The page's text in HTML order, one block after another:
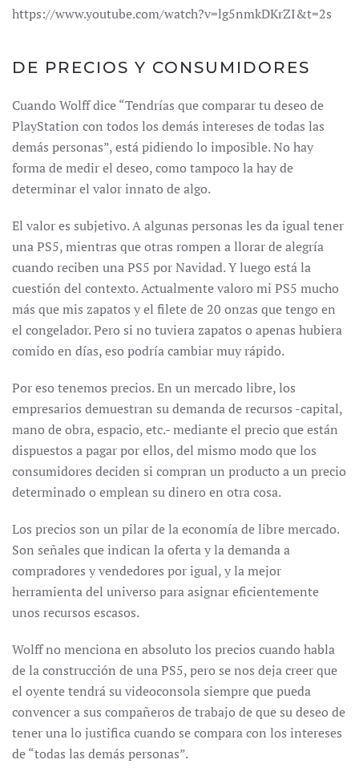
https://www.youtube.com/watch?v=lg5nmkDKrZI&t=2s
DE PRECIOS Y CONSUMIDORES
Cuando Wolff dice “Tendrías que comparar tu deseo de
PlayStation con todos los demás intereses de todas las
demás personas”, está pidiendo lo imposible. No hay
forma de medir el deseo, como tampoco la hay de
determinar el valor innato de algo.
El valor es subjetivo. A algunas personas les da igual tener
una PS5, mientras que otras rompen a llorar de alegría
cuando reciben una PS5 por Navidad. Y luego está la
cuestión del contexto. Actualmente valoro mi PS5 mucho
más que mis zapatos y el filete de 20 onzas que tengo en
el congelador. Pero si no tuviera zapatos o apenas hubiera
comido en días, eso podría cambiar muy rápido.
Por eso tenemos precios. En un mercado libre, los
empresarios demuestran su demanda de recursos -capital,
mano de obra, espacio, etc.- mediante el precio que están
dispuestos a pagar por ellos, del mismo modo que los
consumidores deciden si compran un producto a un precio
determinado o emplean su dinero en otra cosa.
Los precios son un pilar de la economía de libre mercado.
Son señales que indican la oferta y la demanda a
compradores y vendedores por igual, y la mejor
herramienta del universo para asignar eficientemente
unos recursos escasos.
Wolff no menciona en absoluto los precios cuando habla
de la construcción de una PS5, pero se nos deja creer que
el oyente tendrá su videoconsola siempre que pueda
convencer a sus compañeros de trabajo de que su deseo de
tener una lo justifica cuando se compara con los intereses
de “todas las demás personas”.